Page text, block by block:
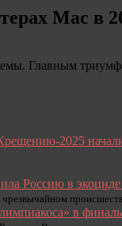
Mac в
Главным
2025
Россию в
чрезвычайном
в